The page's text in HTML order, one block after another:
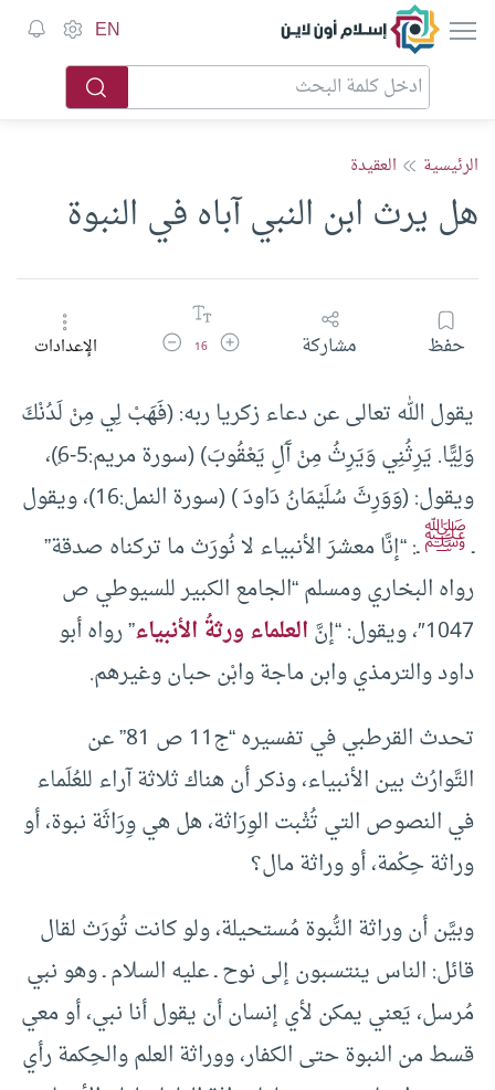
إسلام أون لاين EN
الرئيسية العقيدة
هل يرث ابن النبي آباه في النبوة
حفظ مشاركة زيادة حجم الخط
16 تقليل حجم الخطالإعدادات
يقول الله تعالى عن دعاء زكريا ربه: (فَهَبْ لِي مِنْ لَدُنْكَ
وَلِيًّا. يَرِثُنِي وَيَرِثُ مِنْ آَلِ يَعْقُوبَ) (سورة مريم:5-6ٍ)،
ويقول: (وَوَرِثَ سُلَيْمَانُ دَاودَ ) (سورة النمل:16)، ويقول
ـﷺـ: “إنَّا معشرَ الأنبياء لا نُورَث ما تركناه صدقة”
رواه البخاري ومسلم “الجامع الكبير للسيوطي ص
1047″، ويقول: “إنَّ
العلماء ورثةُ الأنبياء” رواه أبو
داود والترمذي وابن ماجة وابْن حبان وغيرهم.
تحدث القرطبي في تفسيره “ج11 ص 81” عن
التَّوارُث بين الأنبياء، وذكر أن هناك ثلاثة آراء للعُلَماء
في النصوص التي تُثْبت الوِرَاثة، هل هي وِرَاثَة نبوة، أو
وراثة حِكْمة، أو وراثة مال؟
وبيَّن أن وراثة النُّبوة مُستحيلة، ولو كانت تُورَث لقال
قائل: الناس ينتسبون إلى نوح ـ عليه السلام ـ وهو نبي
مُرسل، يَعني يمكن لأي إنسان أن يقول أنا نبي، أو معي
قسط من النبوة حتى الكفار، ووراثة العلم والحِكمة رأي